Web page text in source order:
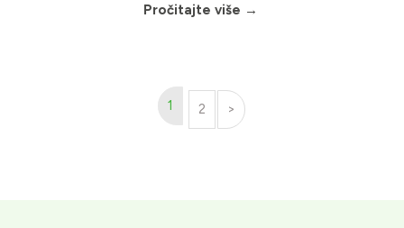
Pročitajte više →
1 2 >